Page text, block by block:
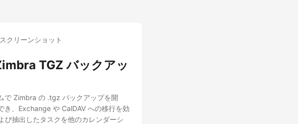
TGZ バックアッ
で Zimbra の .tgz バックアップを開
き、Exchange や CalDAV への移行を効
び抽出したタスクを他のカレンダーシ